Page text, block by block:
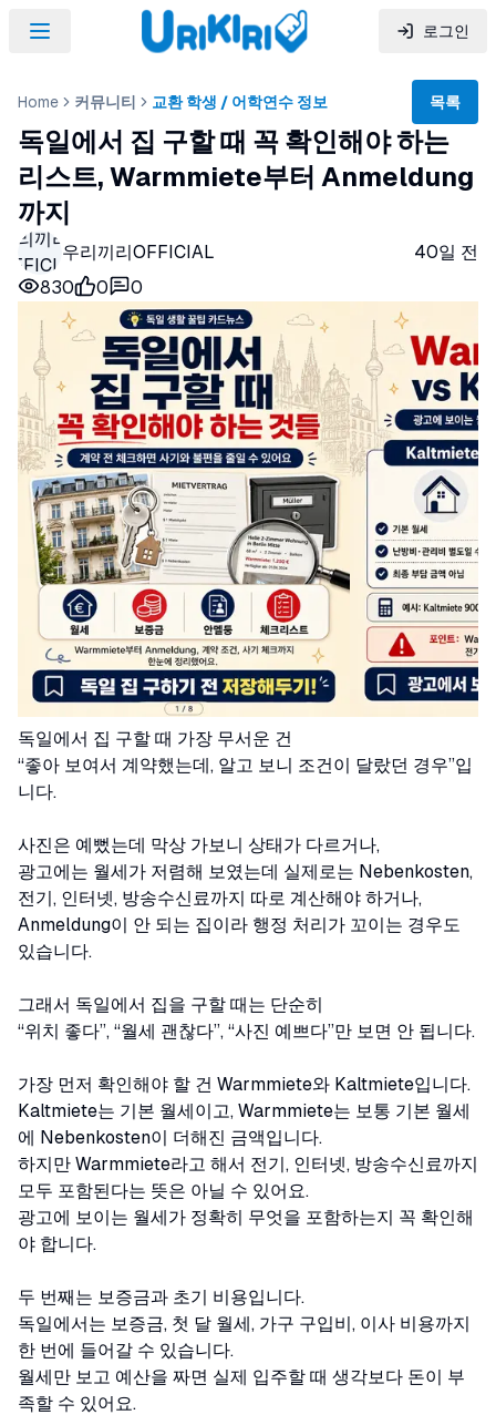
로그인
Home 커뮤니티 교환 학생 / 어학연수 정보 목록
독일에서 집 구할 때 꼭 확인해야 하는
리스트, Warmmiete부터 Anmeldung
까지
우리끼리
OFFICIAL
우리끼리OFFICIAL
40일 전
830
0 0
독일에서 집 구할 때 가장 무서운 건
“좋아 보여서 계약했는데, 알고 보니 조건이 달랐던 경우”입
니다.
사진은 예뻤는데 막상 가보니 상태가 다르거나,
광고에는 월세가 저렴해 보였는데 실제로는 Nebenkosten,
전기, 인터넷, 방송수신료까지 따로 계산해야 하거나,
Anmeldung이 안 되는 집이라 행정 처리가 꼬이는 경우도
있습니다.
그래서 독일에서 집을 구할 때는 단순히
“위치 좋다”, “월세 괜찮다”, “사진 예쁘다”만 보면 안 됩니다.
가장 먼저 확인해야 할 건 Warmmiete와 Kaltmiete입니다.
Kaltmiete는 기본 월세이고, Warmmiete는 보통 기본 월세
에 Nebenkosten이 더해진 금액입니다.
하지만 Warmmiete라고 해서 전기, 인터넷, 방송수신료까지
모두 포함된다는 뜻은 아닐 수 있어요.
광고에 보이는 월세가 정확히 무엇을 포함하는지 꼭 확인해
야 합니다.
두 번째는 보증금과 초기 비용입니다.
독일에서는 보증금, 첫 달 월세, 가구 구입비, 이사 비용까지
한 번에 들어갈 수 있습니다.
월세만 보고 예산을 짜면 실제 입주할 때 생각보다 돈이 부
족할 수 있어요.